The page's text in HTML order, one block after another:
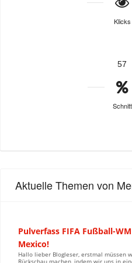
Klicks
57
Schnitt
Aktuelle Themen von
Pulverfass FIFA Fußball-
Mexico!
Hallo lieber Blogleser, erstmal müssen
Rückschau machen, indem wir uns in